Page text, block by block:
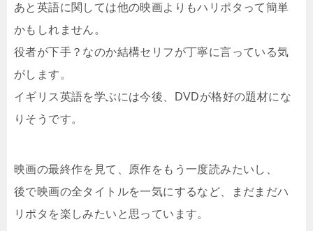
あと英語に関しては他の映画よりもハリポタって簡単
かもしれません。
役者が下手？なのか結構セリフが丁寧に言っている気
がします。
イギリス英語を学ぶには今後、DVDが格好の題材にな
りそうです。
映画の最終作を見て、原作をもう一度読みたいし、
後で映画の全タイトルを一気にするなど、まだまだハ
リポタを楽しみたいと思っています。